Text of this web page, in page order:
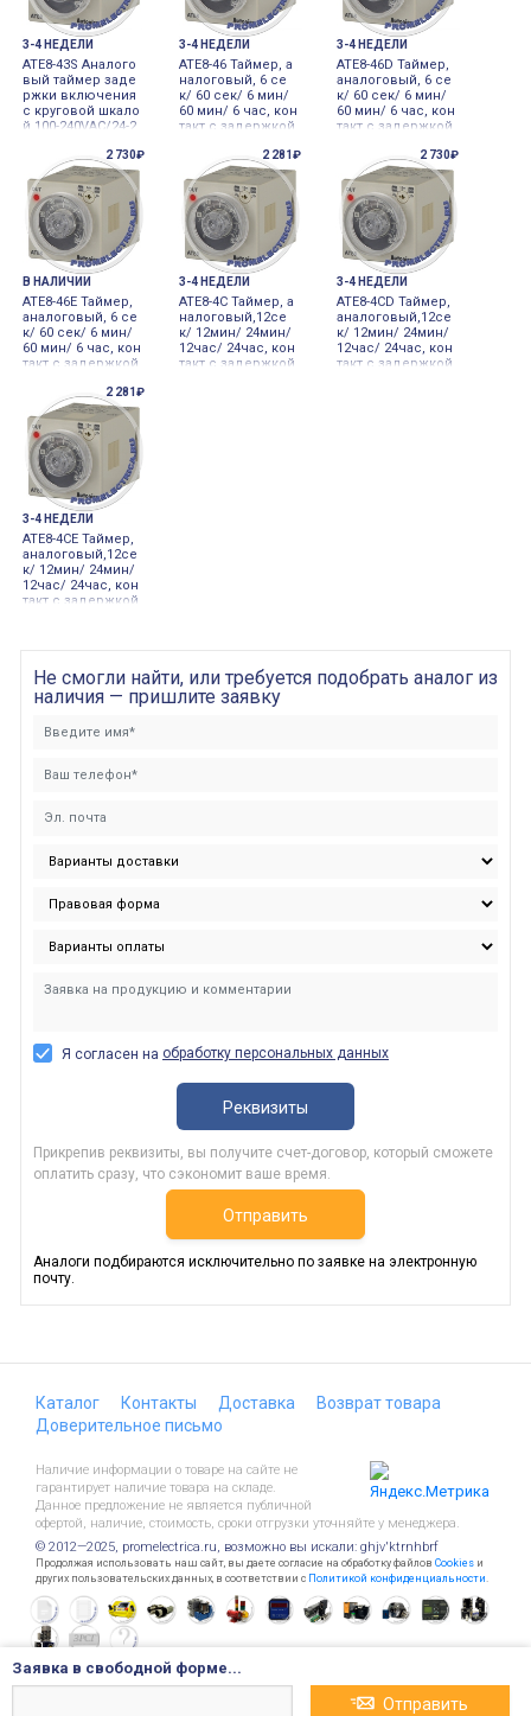
3-4 НЕДЕЛИ
ATE8-43S Аналого
вый таймер заде
ржки включения
с круговой шкало
й 100-240VAC/24-2
3-4 НЕДЕЛИ
ATE8-46 Таймер, а
налоговый, 6 се
к/ 60 сек/ 6 мин/
60 мин/ 6 час, кон
такт с задержкой
контакт 1a, 8-конт
актный (требуетс
я сокет), 110-240 В
~ 50/60 Гц, 24-240
В= 100-240VAC/24-
2
3-4 НЕДЕЛИ
ATE8-46D Таймер,
аналоговый, 6 се
к/ 60 сек/ 6 мин/
60 мин/ 6 час, кон
такт с задержкой
(требуется соке
т), 110-240 В~ 50/6
0 Гц, 24-240 В= 100-
240VAC/24-240VDC
2 730₽
В НАЛИЧИИ
ATE8-46E Таймер,
аналоговый, 6 се
к/ 60 сек/ 6 мин/
60 мин/ 6 час, кон
такт с задержкой
контакт 1C, 8-конт
актный (требуетс
я сокет), 110-240 В
~ 50/60 Гц, 24-240
В= 100-240VAC/24-
2 281₽
3-4 НЕДЕЛИ
ATE8-4C Таймер, а
налоговый,12се
к/ 12мин/ 24мин/
12час/ 24час, кон
такт с задержкой
2 730₽
3-4 НЕДЕЛИ
ATE8-4CD Таймер,
аналоговый,12се
к/ 12мин/ 24мин/
12час/ 24час, кон
такт с задержкой
2 281₽
3-4 НЕДЕЛИ
ATE8-4CE Таймер,
аналоговый,12се
к/ 12мин/ 24мин/
12час/ 24час, кон
такт с задержкой
~ 50/60 Гц, 24-240
В= 100-240VAC/24-
240
Не смогли найти, или требуется подобрать аналог из
наличия — пришлите заявку
Я согласен на обработку персональных данных
Реквизиты
Прикрепив реквизиты, вы получите счет-договор, который сможете
оплатить сразу, что сэкономит ваше время.
Отправить
Аналоги подбираются исключительно по заявке на электронную
почту.
Заявка в свободной форме...
Отправить
Каталог Контакты Доставка
Возврат товара
Доверительное письмо
Наличие информации о товаре на сайте не
гарантирует наличие товара на складе.
Данное предложение не является публичной
офертой, наличие, стоимость, сроки отгрузки уточняйте у менеджера.
© 2012—2025, promelectrica.ru, возможно вы искали: ghjv'ktrnhbrf
Продолжая использовать наш сайт, вы даете согласие на обработку файлов Cookies и
других пользовательских данных, в соответствии с Политикой конфиденциальности.